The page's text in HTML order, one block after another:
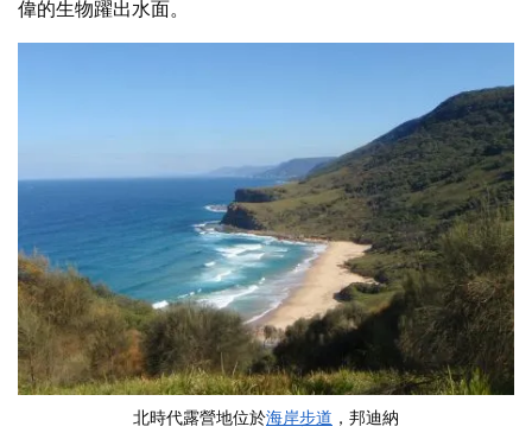
偉的生物躍出水面。
北時代露營地位於海岸步道 ，邦迪納